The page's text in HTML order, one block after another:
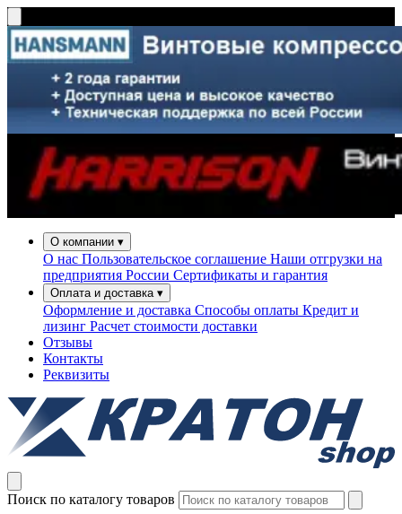
О компании ▾
О нас Пользовательское соглашение Наши отгрузки на
предприятия России Сертификаты и гарантия
Оплата и доставка ▾
Оформление и доставка Способы оплаты Кредит и
лизинг Расчет стоимости доставки
Отзывы
Контакты
Реквизиты
Поиск по каталогу товаров